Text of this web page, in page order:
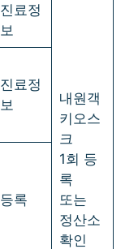
진료정
보
내원객
키오스
크
1회 등
록
또는
정산소
확인
진료정
보
등록